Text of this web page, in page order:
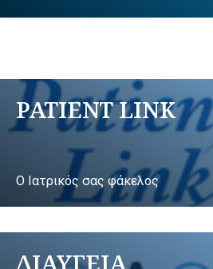
PATIENT LINK
Ο Ιατρικός σας φάκελος
ΔΙΑΥΓΕΙΑ